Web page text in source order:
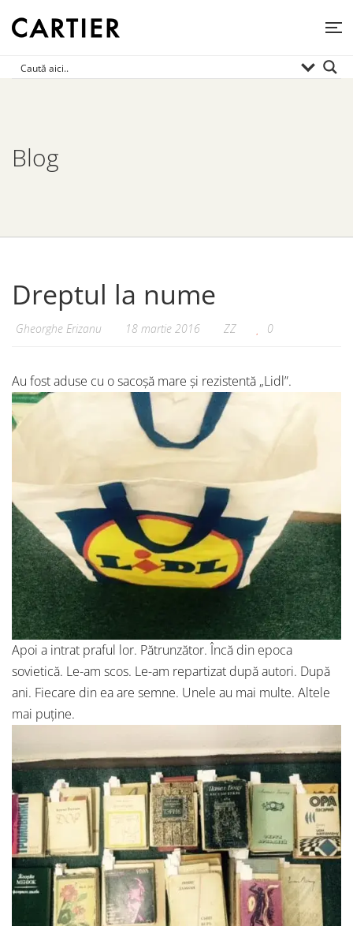
Blog
Dreptul la nume
Gheorghe Erizanu 18 martie 2016 ZZ 0
Au fost aduse cu o sacoșă mare și rezistentă „Lidl”.
Apoi a intrat praful lor. Pătrunzător. Încă din epoca
sovietică. Le-am scos. Le-am repartizat după autori. După
ani. Fiecare din ea are semne. Unele au mai multe. Altele
mai puține.